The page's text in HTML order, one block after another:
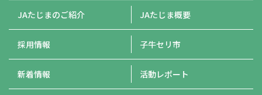
JAたじまのご紹介 JAたじま概要
採用情報 子牛セリ市
新着情報 活動レポート